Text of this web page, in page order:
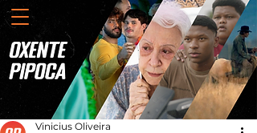
Vinicius Oliveira